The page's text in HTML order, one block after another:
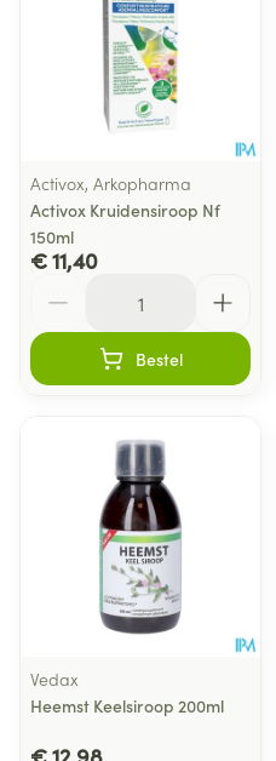
Activox, Arkopharma
Activox Kruidensiroop Nf
150ml
€ 11,40
Bestel
Vedax
Heemst Keelsiroop 200ml